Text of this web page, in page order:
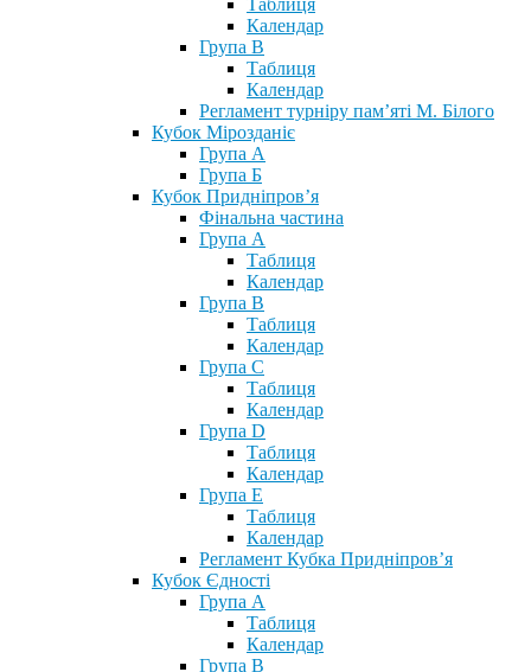
Таблиця
Календар
Група В
Таблиця
Календар
Регламент турніру пам’яті М. Білого
Кубок Мірозданіє
Група А
Група Б
Кубок Придніпров’я
Фінальна частина
Група А
Таблиця
Календар
Група В
Таблиця
Календар
Група С
Таблиця
Календар
Група D
Таблиця
Календар
Група Е
Таблиця
Календар
Регламент Кубка Придніпров’я
Кубок Єдності
Група А
Таблиця
Календар
Група В